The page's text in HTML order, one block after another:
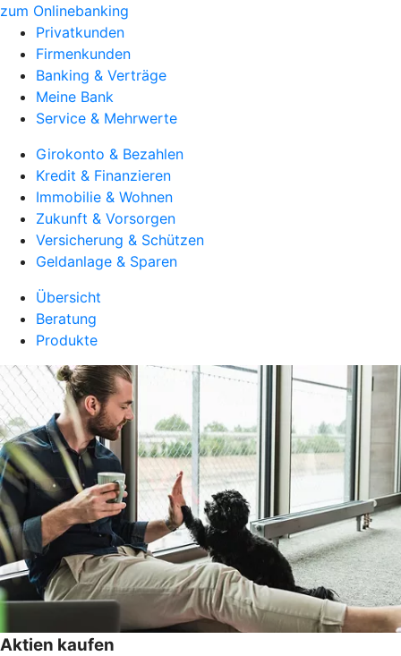
zum Onlinebanking
Privatkunden
Firmenkunden
Banking & Verträge
Meine Bank
Service & Mehrwerte
Girokonto & Bezahlen
Kredit & Finanzieren
Immobilie & Wohnen
Zukunft & Vorsorgen
Versicherung & Schützen
Geldanlage & Sparen
Übersicht
Beratung
Produkte
Aktien kaufen